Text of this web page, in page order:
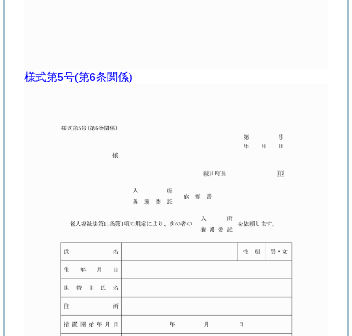
様式第5号(第6条関係)